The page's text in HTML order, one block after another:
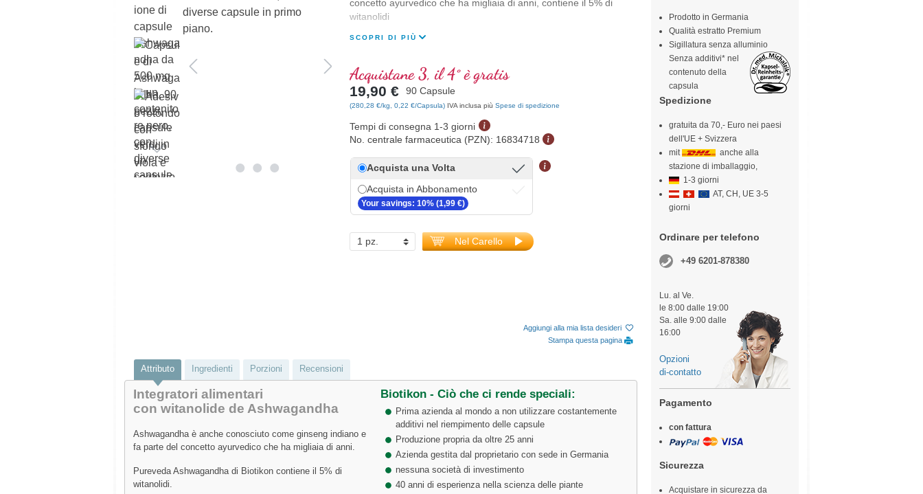
concetto ayurvedico che ha migliaia di anni, contiene il 5% di
witanolidi
SCOPRI DI PIÙ
Acquistane 3, il 4° è gratis
19,90 € 90 Capsule
(280,28 €/kg, 0,22 €/Capsula) IVA inclusa più Spese di spedizione
Tempi di consegna 1-3 giorni
No. centrale farmaceutica (PZN): 16834718
Acquista una Volta
Acquista in Abbonamento
Your savings: 10% (1,99 €)
Nel Carello
Aggiungi alla mia lista desideri
Stampa questa pagina
Attributo Ingredienti Porzioni Recensioni
Integratori alimentari
con witanolide de Ashwagandha
Ashwagandha è anche conosciuto come ginseng indiano e
fa parte del concetto ayurvedico che ha migliaia di anni.
Pureveda Ashwagandha di Biotikon contiene il 5% di
witanolidi.
Biotikon - Ciò che ci rende speciali:
Prima azienda al mondo a non utilizzare costantemente
additivi nel riempimento delle capsule
Produzione propria da oltre 25 anni
Azienda gestita dal proprietario con sede in Germania
nessuna società di investimento
40 anni di esperienza nella scienza delle piante
Prodotto in Germania
Qualità estratto Premium
Sigillatura senza alluminio
Senza additivi* nel
contenuto della
capsula
Spedizione
gratuita da 70,- Euro nei paesi
dell'UE + Svizzera
mit
anche alla
stazione di imballaggio,
1-3 giorni
AT, CH, UE 3-5
giorni
Ordinare per telefono
+49 6201-878380
Lu. al Ve.
le 8:00 dalle 19:00
Sa. alle 9:00 dalle
16:00
Opzioni
di-contatto
Pagamento
con fattura
Sicurezza
Acquistare in sicurezza da